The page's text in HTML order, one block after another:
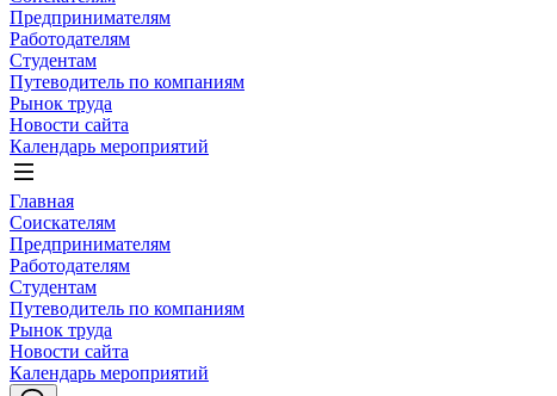
Предпринимателям
Работодателям
Студентам
Путеводитель по компаниям
Рынок труда
Новости сайта
Календарь мероприятий
Главная
Соискателям
Предпринимателям
Работодателям
Студентам
Путеводитель по компаниям
Рынок труда
Новости сайта
Календарь мероприятий